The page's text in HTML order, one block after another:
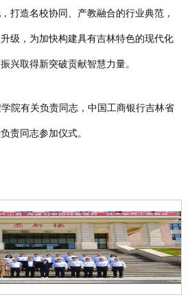
打造名校协同、产教融合的行业典范，
级，为加快构建具有吉林特色的现代化
兴取得新突破贡献智慧力量。
院有关负责同志，中国工商银行吉林省
责同志参加仪式。